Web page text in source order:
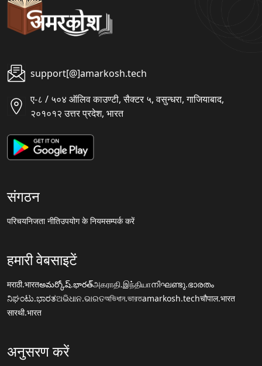
support[@]amarkosh.tech
ए-८ / ५०४ ऑलिव काउण्टी, सैक्टर ५, वसुन्धरा, गाजियाबाद,
२०१०१२ उत्तर प्रदेश, भारत
संगठन
परिचयनिजता नीतिउपयोग के नियमसम्पर्क करें
हमारी वेबसाइटें
मराठी.भारतఅమర్కోష్.భారత్அகராதி.இந்தியாനിഘണ്ടു.ഭാരതം
ನಿಘಂಟು.ಭಾರತଅଭିଧାନ.ଭାରତঅভিধান.ভারতamarkosh.techचौपाल.भारत
सारथी.भारत
अनुसरण करें